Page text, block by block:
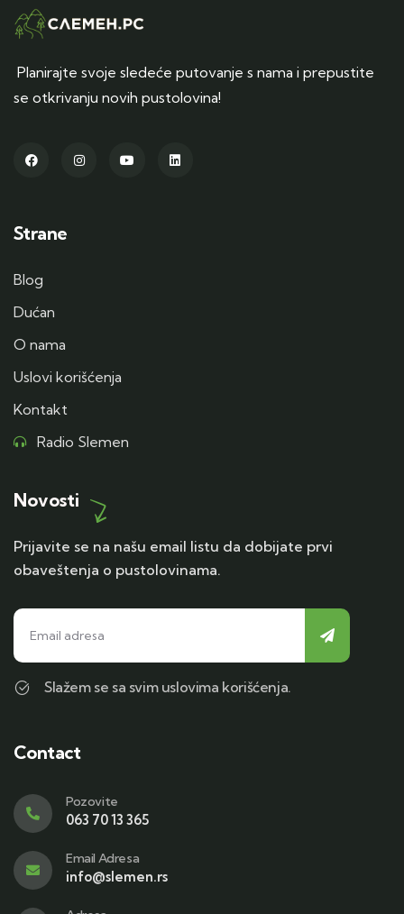
Planirajte svoje sledeće putovanje s nama i prepustite
se otkrivanju novih pustolovina!
Strane
Blog
Dućan
O nama
Uslovi korišćenja
Kontakt
Radio Slemen
Novosti
Prijavite se na našu email listu da dobijate prvi
obaveštenja o pustolovinama.
Slažem se sa svim uslovima korišćenja.
Contact
Pozovite
063 70 13 365
Email Adresa
info@slemen.rs